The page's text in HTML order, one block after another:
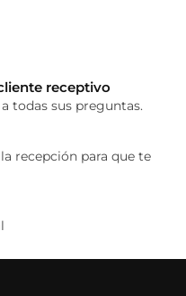
receptivo
todas sus preguntas.
recepción para que te